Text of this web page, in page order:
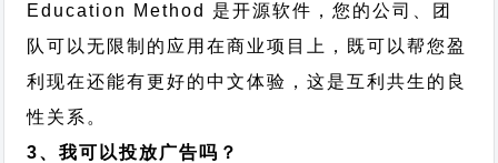
Education Method 是开源软件，您的公司、团
队可以无限制的应用在商业项目上，既可以帮您盈
利现在还能有更好的中文体验，这是互利共生的良
性关系。
3、我可以投放广告吗？